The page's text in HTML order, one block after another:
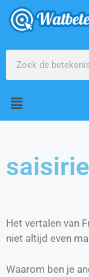
Het vertalen van
niet altijd even
Waarom ben je